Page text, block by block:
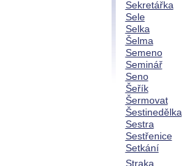
Sekretářka
Sele
Selka
Šelma
Semeno
Seminář
Seno
Šeřík
Šermovat
Šestinedělka
Sestra
Sestřenice
Setkání
Straka